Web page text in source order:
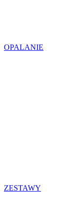
OPALANIE
ZESTAWY